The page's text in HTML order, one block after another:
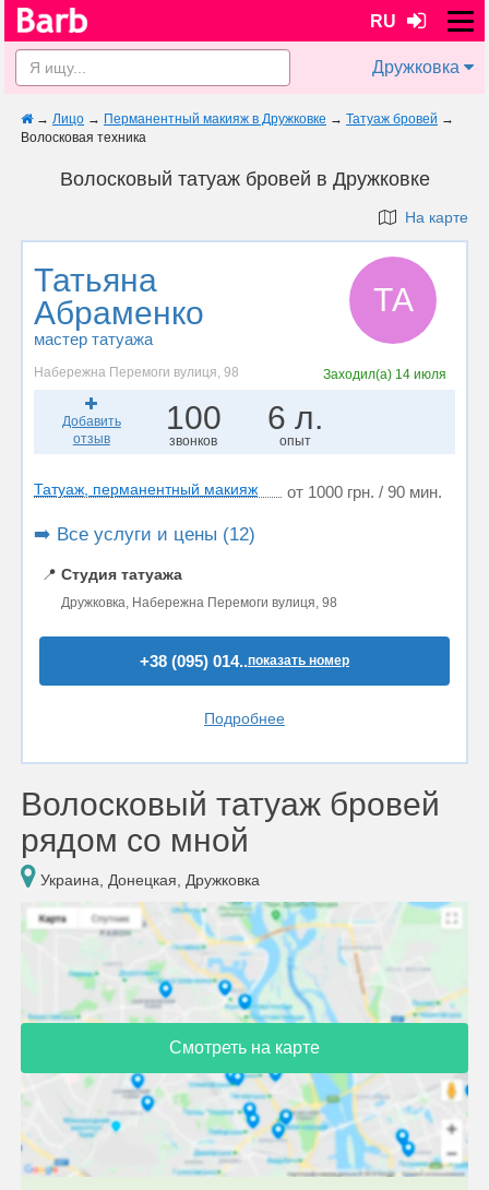
RU
Дружковка
→ Лицо → Перманентный макияж в Дружковке → Татуаж бровей →
Волосковая техника
Волосковый татуаж бровей в Дружковке
На карте
Татьяна
Абраменко
мастер татуажа
ТА
Набережна Перемоги вулиця, 98 Заходил(а) 14 июля
Добавить
отзыв
100
звонков
6 л.
опыт
Татуаж, перманентный макияж от 1000 грн. / 90 мин.
➡️ Все услуги и цены (12)
📍 Студия татуажа
Дружковка, Набережна Перемоги вулиця, 98
+38 (095) 014..показать номер
Подробнее
Волосковый татуаж бровей
рядом со мной
Украина, Донецкая, Дружковка
Смотреть на карте